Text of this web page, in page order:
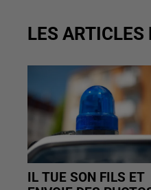
LES ARTICLES
IL TUE SON FILS ET